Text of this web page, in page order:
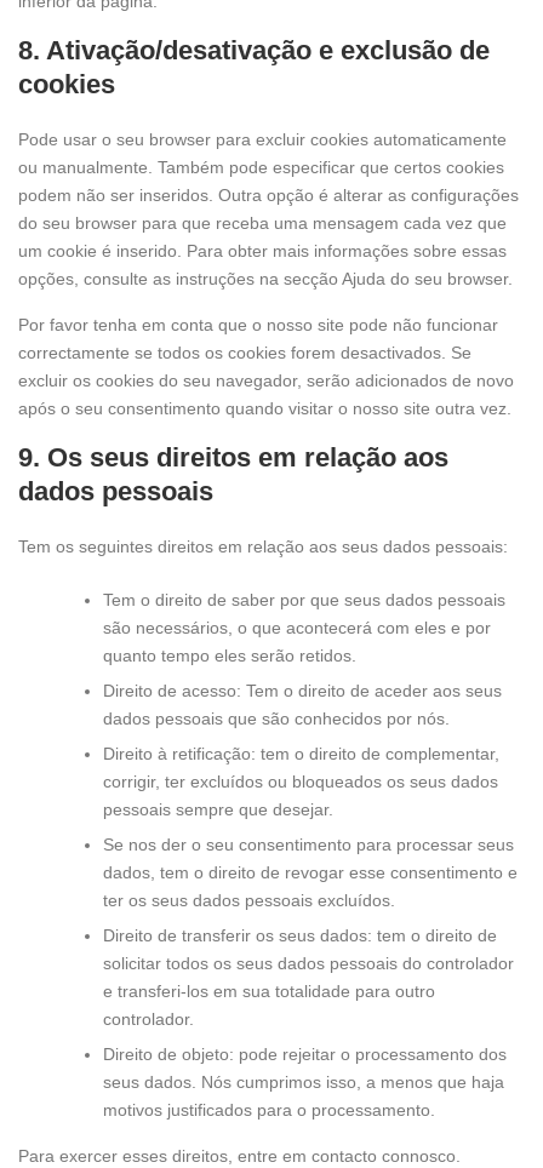
8. Ativação/desativação e exclusão de
cookies
Pode usar o seu browser para excluir cookies automaticamente
ou manualmente. Também pode especificar que certos cookies
podem não ser inseridos. Outra opção é alterar as configurações
do seu browser para que receba uma mensagem cada vez que
um cookie é inserido. Para obter mais informações sobre essas
opções, consulte as instruções na secção Ajuda do seu browser.
Por favor tenha em conta que o nosso site pode não funcionar
correctamente se todos os cookies forem desactivados. Se
excluir os cookies do seu navegador, serão adicionados de novo
após o seu consentimento quando visitar o nosso site outra vez.
9. Os seus direitos em relação aos
dados pessoais
Tem os seguintes direitos em relação aos seus dados pessoais:
Tem o direito de saber por que seus dados pessoais
são necessários, o que acontecerá com eles e por
quanto tempo eles serão retidos.
Direito de acesso: Tem o direito de aceder aos seus
dados pessoais que são conhecidos por nós.
Direito à retificação: tem o direito de complementar,
corrigir, ter excluídos ou bloqueados os seus dados
pessoais sempre que desejar.
Se nos der o seu consentimento para processar seus
dados, tem o direito de revogar esse consentimento e
ter os seus dados pessoais excluídos.
Direito de transferir os seus dados: tem o direito de
solicitar todos os seus dados pessoais do controlador
e transferi-los em sua totalidade para outro
controlador.
Direito de objeto: pode rejeitar o processamento dos
seus dados. Nós cumprimos isso, a menos que haja
motivos justificados para o processamento.
Para exercer esses direitos, entre em contacto connosco.